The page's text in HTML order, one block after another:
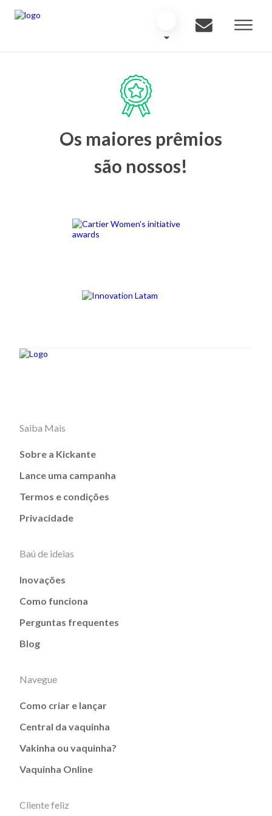
Os maiores prêmios
são nossos!
Saiba Mais
Sobre a Kickante
Lance uma campanha
Termos e condições
Privacidade
Baú de ideias
Inovações
Como funciona
Perguntas frequentes
Blog
Navegue
Como criar e lançar
Central da vaquinha
Vakinha ou vaquinha?
Vaquinha Online
Cliente feliz